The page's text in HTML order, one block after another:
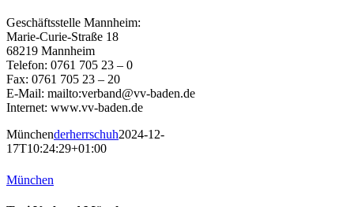
Geschäftsstelle Mannheim:
Marie-Curie-Straße 18
68219 Mannheim
Telefon: 0761 705 23 – 0
Fax: 0761 705 23 – 20
E-Mail: mailto:verband@vv-baden.de
Internet: www.vv-baden.de
Münchenderherrschuh2024-12-
17T10:24:29+01:00
München